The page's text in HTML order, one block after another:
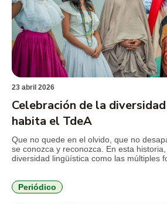
23 abril 2026
Celebración de la
habita el TdeA
Que no quede en el olvido, que no
se conozca y reconozca. En esta
diversidad lingüística como las múltiples
viene consolidando […]
Periódico